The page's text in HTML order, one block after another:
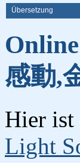
Übersetzung
感動,
Hier ist
Light